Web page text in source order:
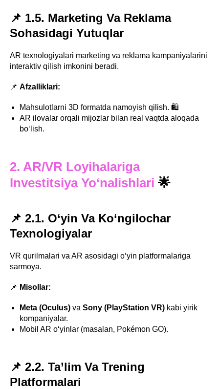
📌 1.5. Marketing Va Reklama
Sohasidagi Yutuqlar
AR texnologiyalari marketing va reklama kampaniyalarini
interaktiv qilish imkonini beradi.
📌 Afzalliklari:
Mahsulotlarni 3D formatda namoyish qilish. 🛍️
AR ilovalar orqali mijozlar bilan real vaqtda aloqada
bo‘lish.
2. AR/VR Loyihalariga
Investitsiya Yo‘nalishlari 🌟
📌 2.1. O‘yin Va Ko‘ngilochar
Texnologiyalar
VR qurilmalari va AR asosidagi o‘yin platformalariga
sarmoya.
📌 Misollar:
Meta (Oculus) va Sony (PlayStation VR) kabi yirik
kompaniyalar.
Mobil AR o‘yinlar (masalan, Pokémon GO).
📌 2.2. Ta’lim Va Trening
Platformalari